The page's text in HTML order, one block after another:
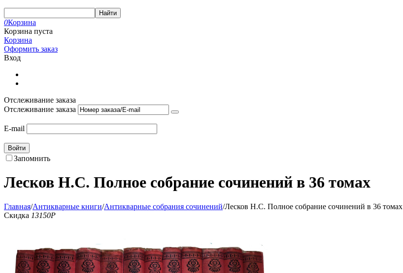
Найти
0Корзина
Корзина пуста
Корзина
Оформить заказ
Вход
Отслеживание заказа
Отслеживание заказа
E-mail
Войти
Запомнить
Лесков Н.С. Полное собрание сочинений в 36 томах
Главная/Антикварные книги/Антикварные собрания сочинений/Лесков Н.С. Полное собрание сочинений в 36 томах
Скидка 13150Р